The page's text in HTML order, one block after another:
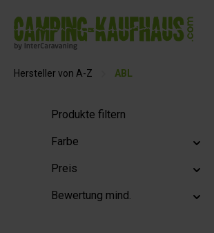
Zur Hauptnavigation springen
Hersteller von A-Z ABL
Produkte filtern
Farbe
Preis
Bewertung mind.